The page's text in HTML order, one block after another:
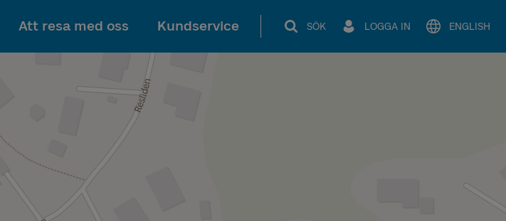
Till innehållet
Att resa med oss Kundservice SÖK LOGGA IN ENGLISH